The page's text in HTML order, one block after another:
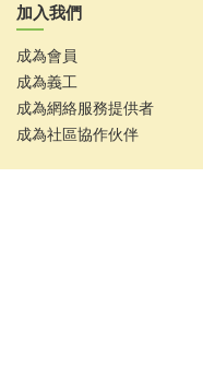
加入我們
成為會員
成為義工
成為網絡服務提供者
成為社區協作伙伴